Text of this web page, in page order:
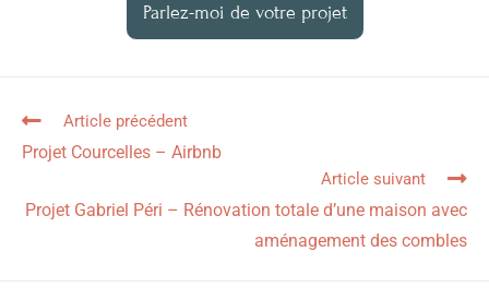
Parlez-moi de votre projet
Article précédent
Projet Courcelles – Airbnb
Article suivant
Projet Gabriel Péri – Rénovation totale d’une maison avec
aménagement des combles